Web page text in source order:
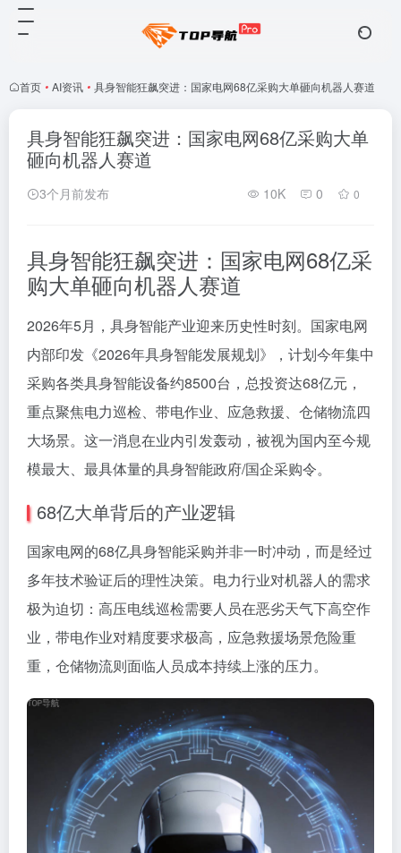
首页 • AI资讯 • 具身智能狂飙突进：国家电网68亿采购大单砸向机器人赛道
具身智能狂飙突进：国家电网68亿采购大单
砸向机器人赛道
3个月前发布 10K 0 0
具身智能狂飙突进：国家电网68亿采
购大单砸向机器人赛道
2026年5月，具身智能产业迎来历史性时刻。国家电网
内部印发《2026年具身智能发展规划》，计划今年集中
采购各类具身智能设备约8500台，总投资达68亿元，
重点聚焦电力巡检、带电作业、应急救援、仓储物流四
大场景。这一消息在业内引发轰动，被视为国内至今规
模最大、最具体量的具身智能政府/国企采购令。
68亿大单背后的产业逻辑
国家电网的68亿具身智能采购并非一时冲动，而是经过
多年技术验证后的理性决策。电力行业对机器人的需求
极为迫切：高压电线巡检需要人员在恶劣天气下高空作
业，带电作业对精度要求极高，应急救援场景危险重
重，仓储物流则面临人员成本持续上涨的压力。